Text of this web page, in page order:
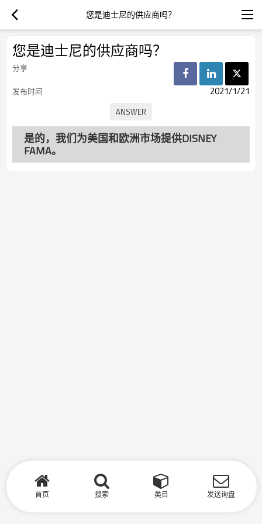
您是迪士尼的供应商吗？
您是迪士尼的供应商吗？
分享
发布时间
2021/1/21
是的，我们为美国和欧洲市场提供DISNEY
FAMA。
首页 搜索 类目 发送询盘